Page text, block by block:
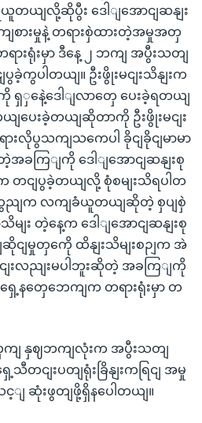
တယျလို့ဆိုပွီး ဒေါျအောငျဆနျး
စားမှုနဲ့ တရားစှဲထားတဲ့အမှုအတှ
ားရုံးမှာ ဒီနေ့ ၂ ဘကျ အပွီးသတျ
ကွပါတယျ။ ဦးဖွိုးမငျးသိနျးက
ကို ရှှနေဲ့ဒေါျလာတှေ ပေးခဲ့ရတယျ
ပေးခဲ့တယျဆိုတာကို ဦးဖွိုးမငျး
းလိုပွသကျသကေပါ ခိုငျခိုငျမာမာ
အခကြျကို ဒေါျအောငျဆနျးစု
ငျပွခဲ့တယျလို့ စုံစမျးသိရပါတ
စုကွညျက လကျခံယူတယျဆိုတဲ့ စှပျစှဲ
ျး တဲ့နေ့က ဒေါျအောငျဆနျးစု
ဆိုငျမှုတှကေို ထိနျးသိမျးစဉျက အဲ
ျးလညျးမပါဘူးဆိုတဲ့ အခကြျကို
ရှေ့နတှေဘေကျက တရားရုံးမှာ တ
ကျ နှဈဘကျလုံးက အပွီးသတျ
တငျးပတျရုံးခြိနျးကရြငျ အမှု
ဆုံးဖွတျဖို့ရှိနပေါတယျ။